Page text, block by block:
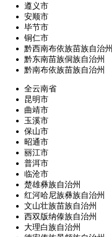
遵义市
安顺市
毕节市
铜仁市
黔西南布依族苗族自治州
黔东南苗族侗族自治州
黔南布依族苗族自治州
全云南省
昆明市
曲靖市
玉溪市
保山市
昭通市
丽江市
普洱市
临沧市
楚雄彝族自治州
红河哈尼族彝族自治州
文山壮族苗族自治州
西双版纳傣族自治州
大理白族自治州